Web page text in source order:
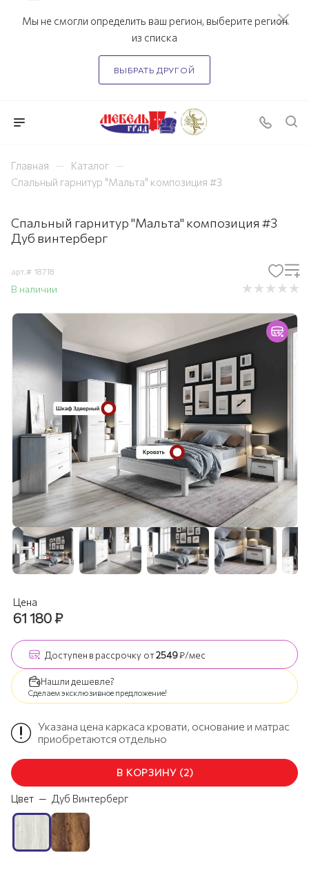
Мы не смогли определить ваш регион, выберите регион
из списка
ВЫБРАТЬ ДРУГОЙ
Главная — Каталог —
Спальный гарнитур "Мальта" композиция #3
Спальный гарнитур "Мальта" композиция #3
Дуб винтерберг
арт.# 18718
В наличии
Цена
61 180₽
Доступен в рассрочку от2549₽/мес
Нашли дешевле?
Сделаем эксклюзивное предложение!
Указана цена каркаса кровати, основание и матрас
приобретаются отдельно
В КОРЗИНУ (2)
Цвет — Дуб Винтерберг